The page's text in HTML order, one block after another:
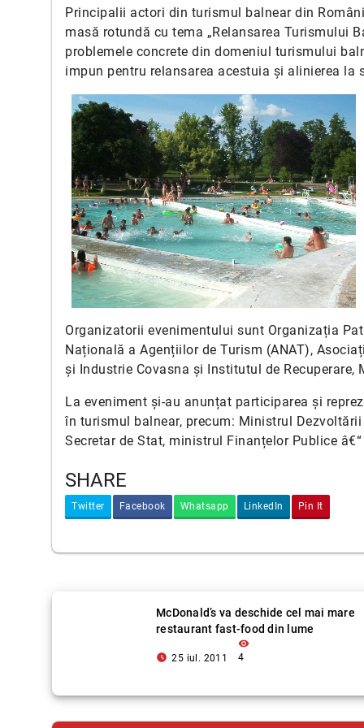
Principalii actori din turismul balnear din
masă rotundă cu tema „Relansarea Turismului
problemele concrete din domeniul turismului
impun pentru relansarea acestuia și alinierea la
Organizatorii evenimentului sunt Organizația
Națională a Agențiilor de Turism (ANAT),
și Industrie Covasna și Institutul de Recuperare,
La eveniment și-au anunțat participarea și
în turismul balnear, precum: Ministrul
Secretar de Stat, ministrul Finanțelor Publice
SHARE
Twitter Facebook Whatsapp LinkedIn Pin It
McDonald’s va deschide cel mai mare
restaurant fast-food din lume
access_time_filled 25 iul. 2011
visibility
4